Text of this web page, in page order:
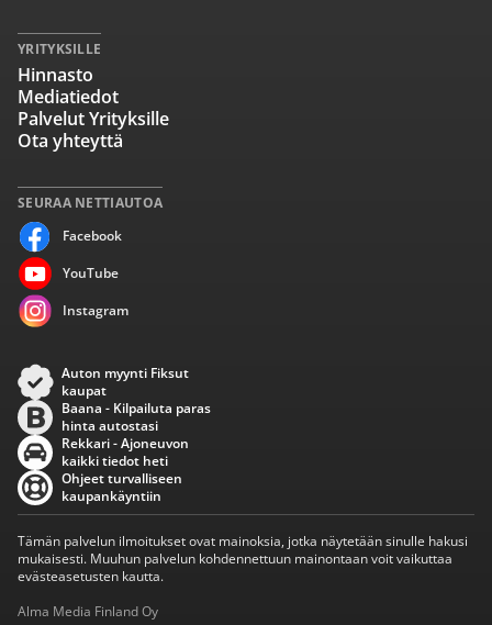
SEURAA NETTIAUTOA
Facebook
YouTube
Instagram
YRITYKSILLE
Hinnasto
Mediatiedot
Palvelut Yrityksille
Ota yhteyttä
Auton myynti Fiksut
kaupat
Baana - Kilpailuta paras
hinta autostasi
Rekkari - Ajoneuvon
kaikki tiedot heti
Ohjeet turvalliseen
kaupankäyntiin
Tämän palvelun ilmoitukset ovat mainoksia, jotka näytetään sinulle hakusi
mukaisesti. Muuhun palvelun kohdennettuun mainontaan voit vaikuttaa
evästeasetusten kautta.
Alma Media Finland Oy